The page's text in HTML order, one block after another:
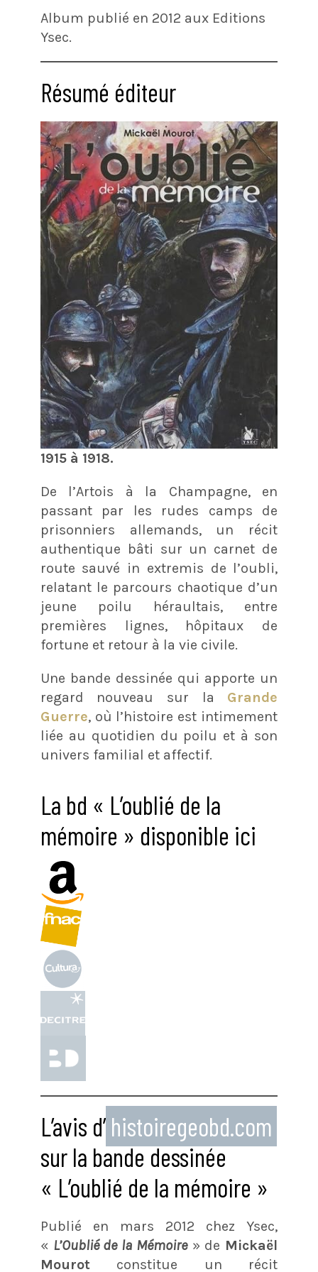
Album publié en 2012 aux Editions
Ysec.
Résumé éditeur
1915 à 1918.
De l’Artois à la Champagne, en
passant par les rudes camps de
prisonniers allemands, un récit
authentique bâti sur un carnet de
route sauvé in extremis de l’oubli,
relatant le parcours chaotique d’un
jeune poilu héraultais, entre
premières lignes, hôpitaux de
fortune et retour à la vie civile.
Une bande dessinée qui apporte un
regard nouveau sur la Grande
Guerre, où l’histoire est intimement
liée au quotidien du poilu et à son
univers familial et affectif.
La bd « L’oublié de la
mémoire » disponible ici
L’avis d’ histoiregeobd.com
sur la bande dessinée
« L’oublié de la mémoire »
Publié en mars 2012 chez Ysec,
« L’Oublié de la Mémoire» de Mickaël
Mourotconstitue un récit